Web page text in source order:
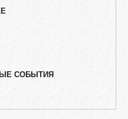
СОБЫТИЯ